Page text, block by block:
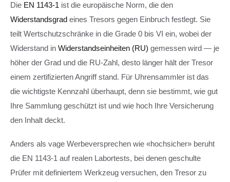
EN 1143-1 erklärt — was die
Widerstandsgrade wirklich bedeuten
Die EN 1143-1 ist die europäische Norm, die den
Widerstandsgrad eines Tresors gegen Einbruch festlegt. Sie
teilt Wertschutzschränke in die Grade 0 bis VI ein, wobei der
Widerstand inWiderstandseinheiten (RU) gemessen wird — je
höher der Grad und die RU-Zahl, desto länger hält der Tresor
einem zertifizierten Angriff stand. Für Uhrensammler ist das
die wichtigste Kennzahl überhaupt, denn sie bestimmt, wie gut
Ihre Sammlung geschützt ist und wie hoch Ihre Versicherung
den Inhalt deckt.
Anders als vage Werbeversprechen wie «hochsicher» beruht
die EN 1143-1 auf realen Labortests, bei denen geschulte
Prüfer mit definiertem Werkzeug versuchen, den Tresor zu